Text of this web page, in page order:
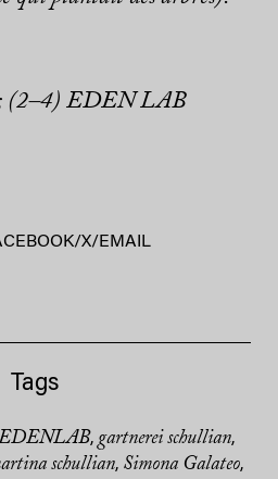
(2–4) EDEN LAB
/X/ EMAIL
Tags
, gartnerei schullian,
schullian, Simona Galateo,